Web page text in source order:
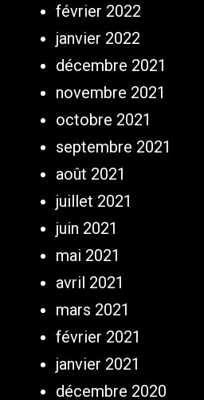
février 2022
janvier 2022
décembre 2021
novembre 2021
octobre 2021
septembre 2021
août 2021
juillet 2021
juin 2021
mai 2021
avril 2021
mars 2021
février 2021
janvier 2021
décembre 2020